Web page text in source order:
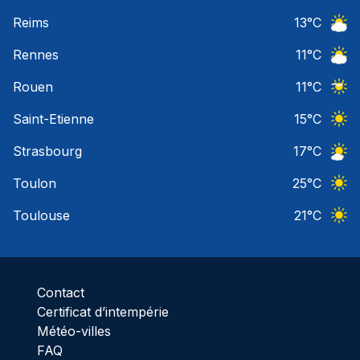
Reims
13°C
Rennes
11°C
Rouen
11°C
Saint-Etienne
15°C
Strasbourg
17°C
Toulon
25°C
Toulouse
21°C
Contact
Certificat d’intempérie
Météo-villes
FAQ